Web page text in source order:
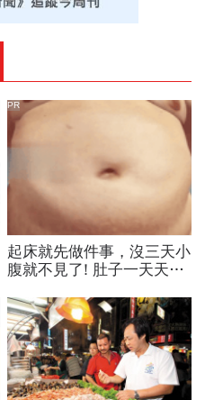
起床就先做件事，沒三天小
腹就不見了! 肚子一天天變
PR